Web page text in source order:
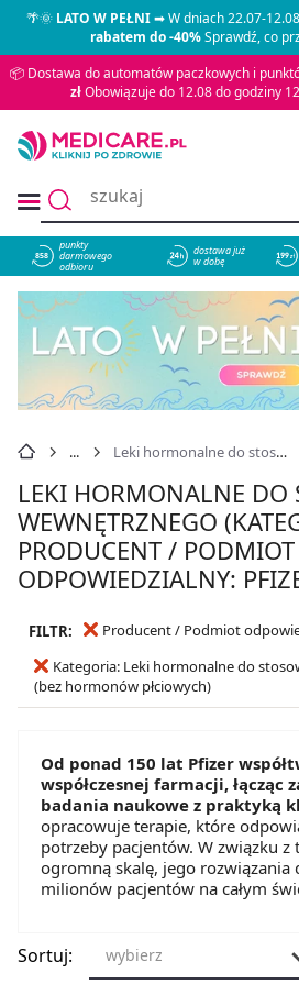
🌴🌞LATO W PEŁNI➡ W dniach 22.07-
rabatem do -40%Sprawdź, co
📦 Dostawa do automatów paczkowych i
złObowiązuje do 12.08 do godziny
858
punkty
darmowego
odbioru
dostawa już
w dobę
Leki hormonalne do stosowania wewnętrznego (bez hormonów płciowych)
LEKI HORMONALNE DO
WEWNĘTRZNEGO
PRODUCENT / PODMIOT
ODPOWIEDZIALNY:
FILTR:
Producent / Podmiot
Kategoria: Leki hormonalne do
(bez hormonów płciowych)
Od ponad 150 lat Pfizer
współczesnej farmacji, łącząc
badania naukowe z praktyką
opracowuje terapie, które
potrzeby pacjentów. W związku z
ogromną skalę, jego rozwiązania
milionów pacjentów na całym
Sortuj: wybierz